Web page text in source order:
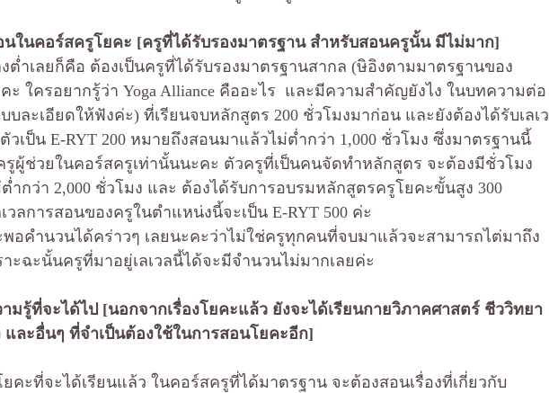
ในคอร์สครูโยคะ [ครูที่ได้รับรองมาตรฐาน สำหรับสอนครูนั้น มีไม่มาก]
ต่ำเลยก็คือ ต้องเป็นครูที่ได้รับรองมาตรฐานสากล (ษิอิงตามมาตรฐานของ
คะ ใครอยากรู้ว่า Yoga Alliance คืออะไร  และมีความสำคัญยังไง ในบทความต่อ
บละเอียดให้ฟังค่ะ) ที่เรียนจบหลักสูตร 200 ชั่วโมงมาก่อน และยังต้องได้รับเลเว
วเป็น E-RYT 200 หมายถึงสอนมาแล้วไม่ต่ำกว่า 1,000 ชั่วโมง ซึ่งมาตรฐานนี้
ผู้ช่วยในคอร์สครูเท่านั้นนะคะ ตัวครูที่เป็นคนจัดทำหลักสูตร จะต้องมีชั่วโมง
ำกว่า 2,000 ชั่วโมง และ ต้องได้รับการอบรมหลักสูตรครูโยคะขั้นสูง 300
วลการสอนของครูในตำแหน่งนี้จะเป็น E-RYT 500 ค่ะ
อคำนวนได้คร่าวๆ เลยนะคะว่าไม่ใช่ครูทุกคนที่จบมาแล้วจะสามารถไต่มาถึง
ะฉะนั้นครูที่มาอยู่เลเวลนี้ได้จะมีจำนวนไม่มากเลยค่ะ
มรู้ที่จะได้ไป [นอกจากเรื่องโยคะแล้ว ยังจะได้เรียนกายวิภาคศาสตร์ ชีววิทยา
และอื่นๆ ที่จำเป็นต้องใช้ในการสอนโยคะอีก]
ยคะที่จะได้เรียนแล้ว ในคอร์สครูที่ได้มาตรฐาน จะต้องสอนเรื่องที่เกี่ยวกับ